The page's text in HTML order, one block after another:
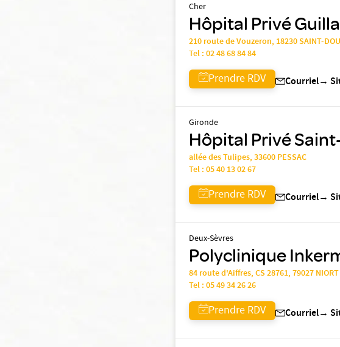
Cher
Hôpital Privé
210 route de Vouzeron, 18230 SAINT-
Tel :02 48 68 84 84
Prendre RDV Courriel→
Gironde
Hôpital Privé
allée des Tulipes, 33600 PESSAC
Tel :05 40 13 02 67
Prendre RDV Courriel→
Deux-Sèvres
Polyclinique
84 route d'Aiffres, CS 28761, 79027 NIORT
Tel :05 49 34 26 26
Prendre RDV Courriel→